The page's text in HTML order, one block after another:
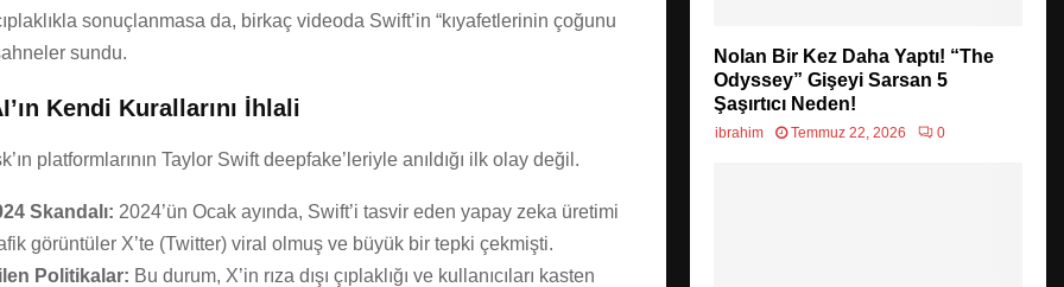
sonuçlanmasa da, birkaç videoda Swift’in “kıyafetlerinin çoğunu
sahneler sundu.
Kendi Kurallarını İhlali
platformlarının Taylor Swift deepfake’leriyle anıldığı ilk olay değil.
Skandalı: 2024’ün Ocak ayında, Swift’i tasvir eden yapay zeka üretimi
görüntüler X’te (Twitter) viral olmuş ve büyük bir tepki çekmişti.
Politikalar: Bu durum, X’in rıza dışı çıplaklığı ve kullanıcıları kasten
Nolan Bir Kez Daha Yaptı! “The
Odyssey” Gişeyi Sarsan 5
Şaşırtıcı Neden!
ibrahim Temmuz 22, 2026 0